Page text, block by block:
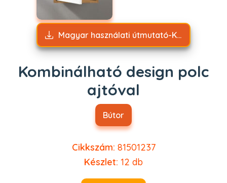
Magyar használati útmutató-Kombinálható design polc ajtóval.pdf
Kombinálható design polc
ajtóval
Bútor
Cikkszám: 81501237
Készlet: 12 db